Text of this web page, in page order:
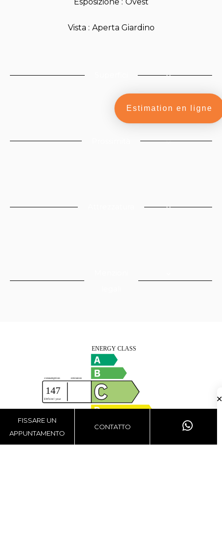
FISSARE UN
APPUNTAMENTO
CONTATTO
Vista Aperta Giardino
Estimation en ligne
✕